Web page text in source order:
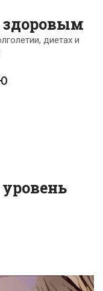
здоровым
диетах и